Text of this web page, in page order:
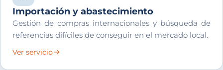
Importación y abastecimiento
Gestión de compras internacionales y búsqueda de
referencias difíciles de conseguir en el mercado local.
Ver servicio